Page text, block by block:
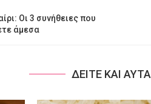
Οι 3 συνήθειες που
άμεσα
ΔΕΙΤΕ ΚΑΙ ΑΥΤΑ